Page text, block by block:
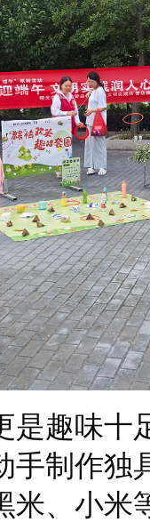
趣味十
手制作独
米、小米